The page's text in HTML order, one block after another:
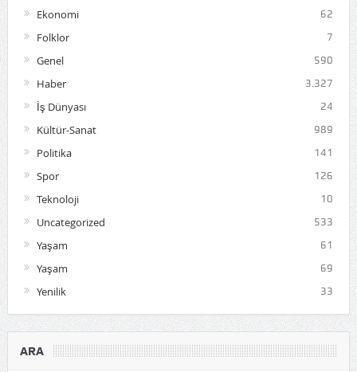
Ekonomi 62
Folklor 7
Genel 590
Haber 3.327
İş Dünyası 24
Kültür-Sanat 989
Politika 141
Spor 126
Teknoloji 10
Uncategorized 533
Yaşam 61
Yaşam 69
Yenilik 33
ARA